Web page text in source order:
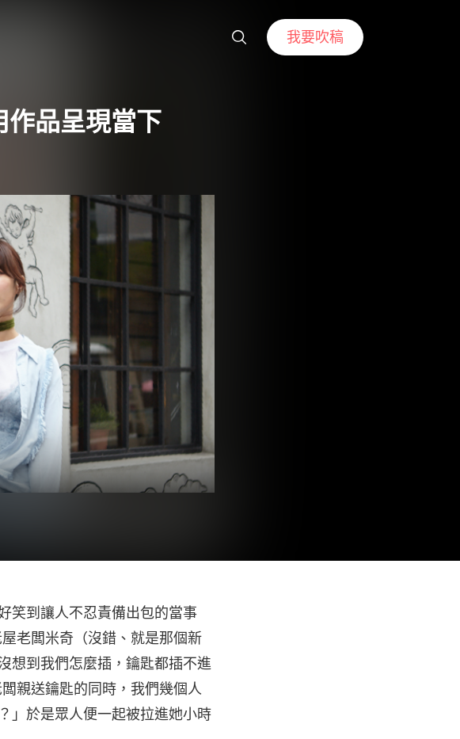
我要吹稿
作品呈現當下
笑到讓人不忍責備出包的當事
老闆米奇（沒錯、就是那個新
想到我們怎麼插，鑰匙都插不進
親送鑰匙的同時，我們幾個人
」於是眾人便一起被拉進她小時